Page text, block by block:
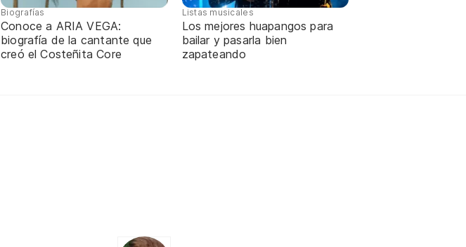
Biografías
Conoce a ARIA VEGA:
biografía de la cantante que
creó el Costeñita Core
Listas musicales
Los mejores huapangos para
bailar y pasarla bien
zapateando